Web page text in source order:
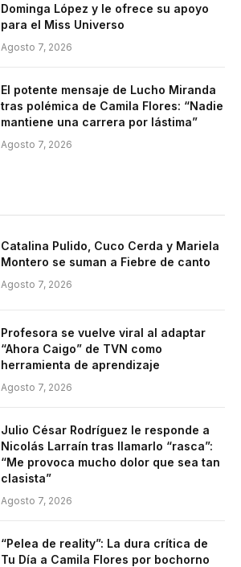
Dominga López y le ofrece su apoyo
para el Miss Universo
Agosto 7, 2026
El potente mensaje de Lucho Miranda
tras polémica de Camila Flores: “Nadie
mantiene una carrera por lástima”
Agosto 7, 2026
Catalina Pulido, Cuco Cerda y Mariela
Montero se suman a Fiebre de canto
Agosto 7, 2026
Profesora se vuelve viral al adaptar
“Ahora Caigo” de TVN como
herramienta de aprendizaje
Agosto 7, 2026
Julio César Rodríguez le responde a
Nicolás Larraín tras llamarlo “rasca”:
“Me provoca mucho dolor que sea tan
clasista”
Agosto 7, 2026
“Pelea de reality”: La dura crítica de
Tu Día a Camila Flores por bochorno